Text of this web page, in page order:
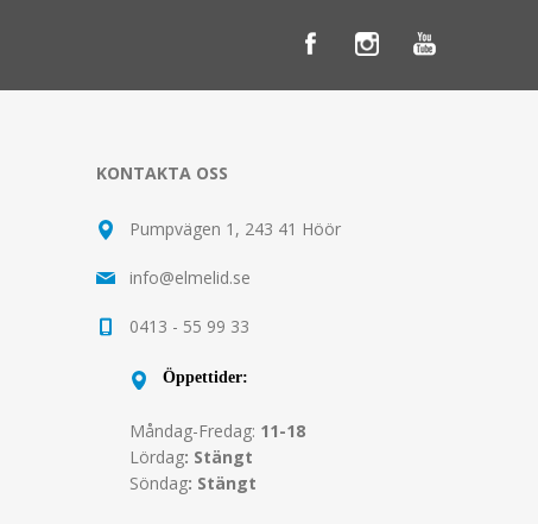
KONTAKTA OSS
Pumpvägen 1, 243 41 Höör
info@elmelid.se
0413 - 55 99 33
Öppettider:
Måndag-Fredag: 11-18
Lördag: Stängt
Söndag: Stängt